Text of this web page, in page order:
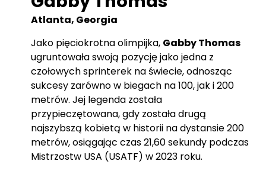
Atlanta, Georgia
Jako pięciokrotna olimpijka, Gabby Thomas
ugruntowała swoją pozycję jako jedna z
czołowych sprinterek na świecie, odnosząc
sukcesy zarówno w biegach na 100, jak i 200
metrów. Jej legenda została
przypieczętowana, gdy została drugą
najszybszą kobietą w historii na dystansie 200
metrów, osiągając czas 21,60 sekundy podczas
Mistrzostw USA (USATF) w 2023 roku.